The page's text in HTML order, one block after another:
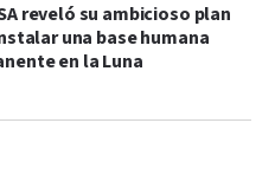
reveló su ambicioso plan
una base humana
en la Luna